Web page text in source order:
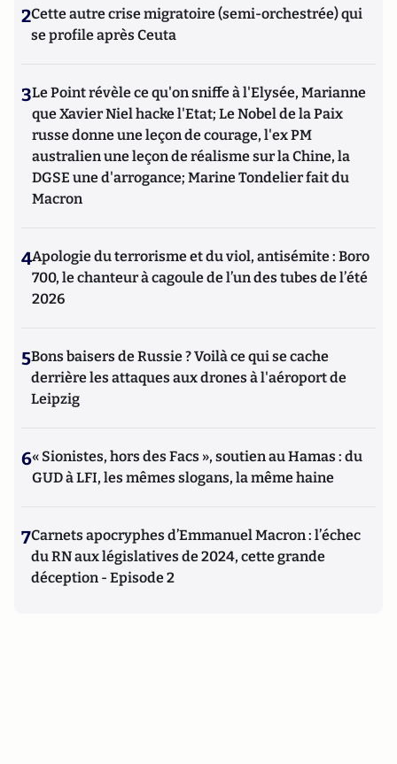
2Cette autre crise migratoire (semi-orchestrée) qui
se profile après Ceuta
3Le Point révèle ce qu'on sniffe à l'Elysée, Marianne
que Xavier Niel hacke l'Etat; Le Nobel de la Paix
russe donne une leçon de courage, l'ex PM
australien une leçon de réalisme sur la Chine, la
DGSE une d'arrogance; Marine Tondelier fait du
Macron
4Apologie du terrorisme et du viol, antisémite : Boro
700, le chanteur à cagoule de l’un des tubes de l’été
2026
5Bons baisers de Russie ? Voilà ce qui se cache
derrière les attaques aux drones à l'aéroport de
Leipzig
6« Sionistes, hors des Facs », soutien au Hamas : du
GUD à LFI, les mêmes slogans, la même haine
7Carnets apocryphes d’Emmanuel Macron : l’échec
du RN aux législatives de 2024, cette grande
déception - Episode 2